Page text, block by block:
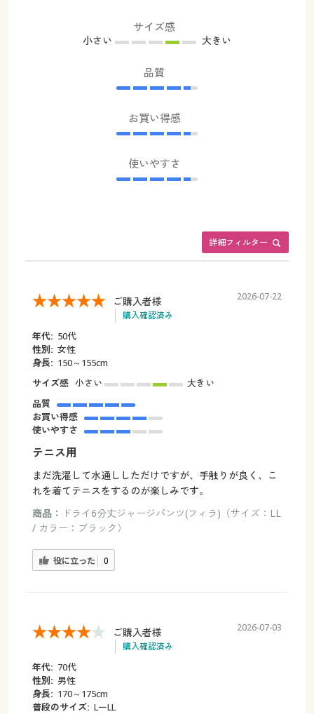
サイズ感
小さい 大きい
品質
お買い得感
使いやすさ
詳細フィルター
ご購入者様
購入確認済み
2026-07-22
年代: 50代
性別: 女性
身長: 150～155cm
サイズ感 小さい
大きい
品質
お買い得感
使いやすさ
テニス用
まだ洗濯して水通ししただけですが、手触りが良く、こ
れを着てテニスをするのが楽しみです。
商品：
ドライ6分丈ジャージパンツ(フィラ)（サイズ：LL
/ カラー：ブラック）
役に立った 0
ご購入者様
購入確認済み
2026-07-03
年代: 70代
性別: 男性
身長: 170～175cm
普段のサイズ: LーLL